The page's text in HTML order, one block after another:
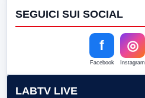
SEGUICI SUI SOCIAL
f
Facebook
◎
Instagram
LABTV LIVE